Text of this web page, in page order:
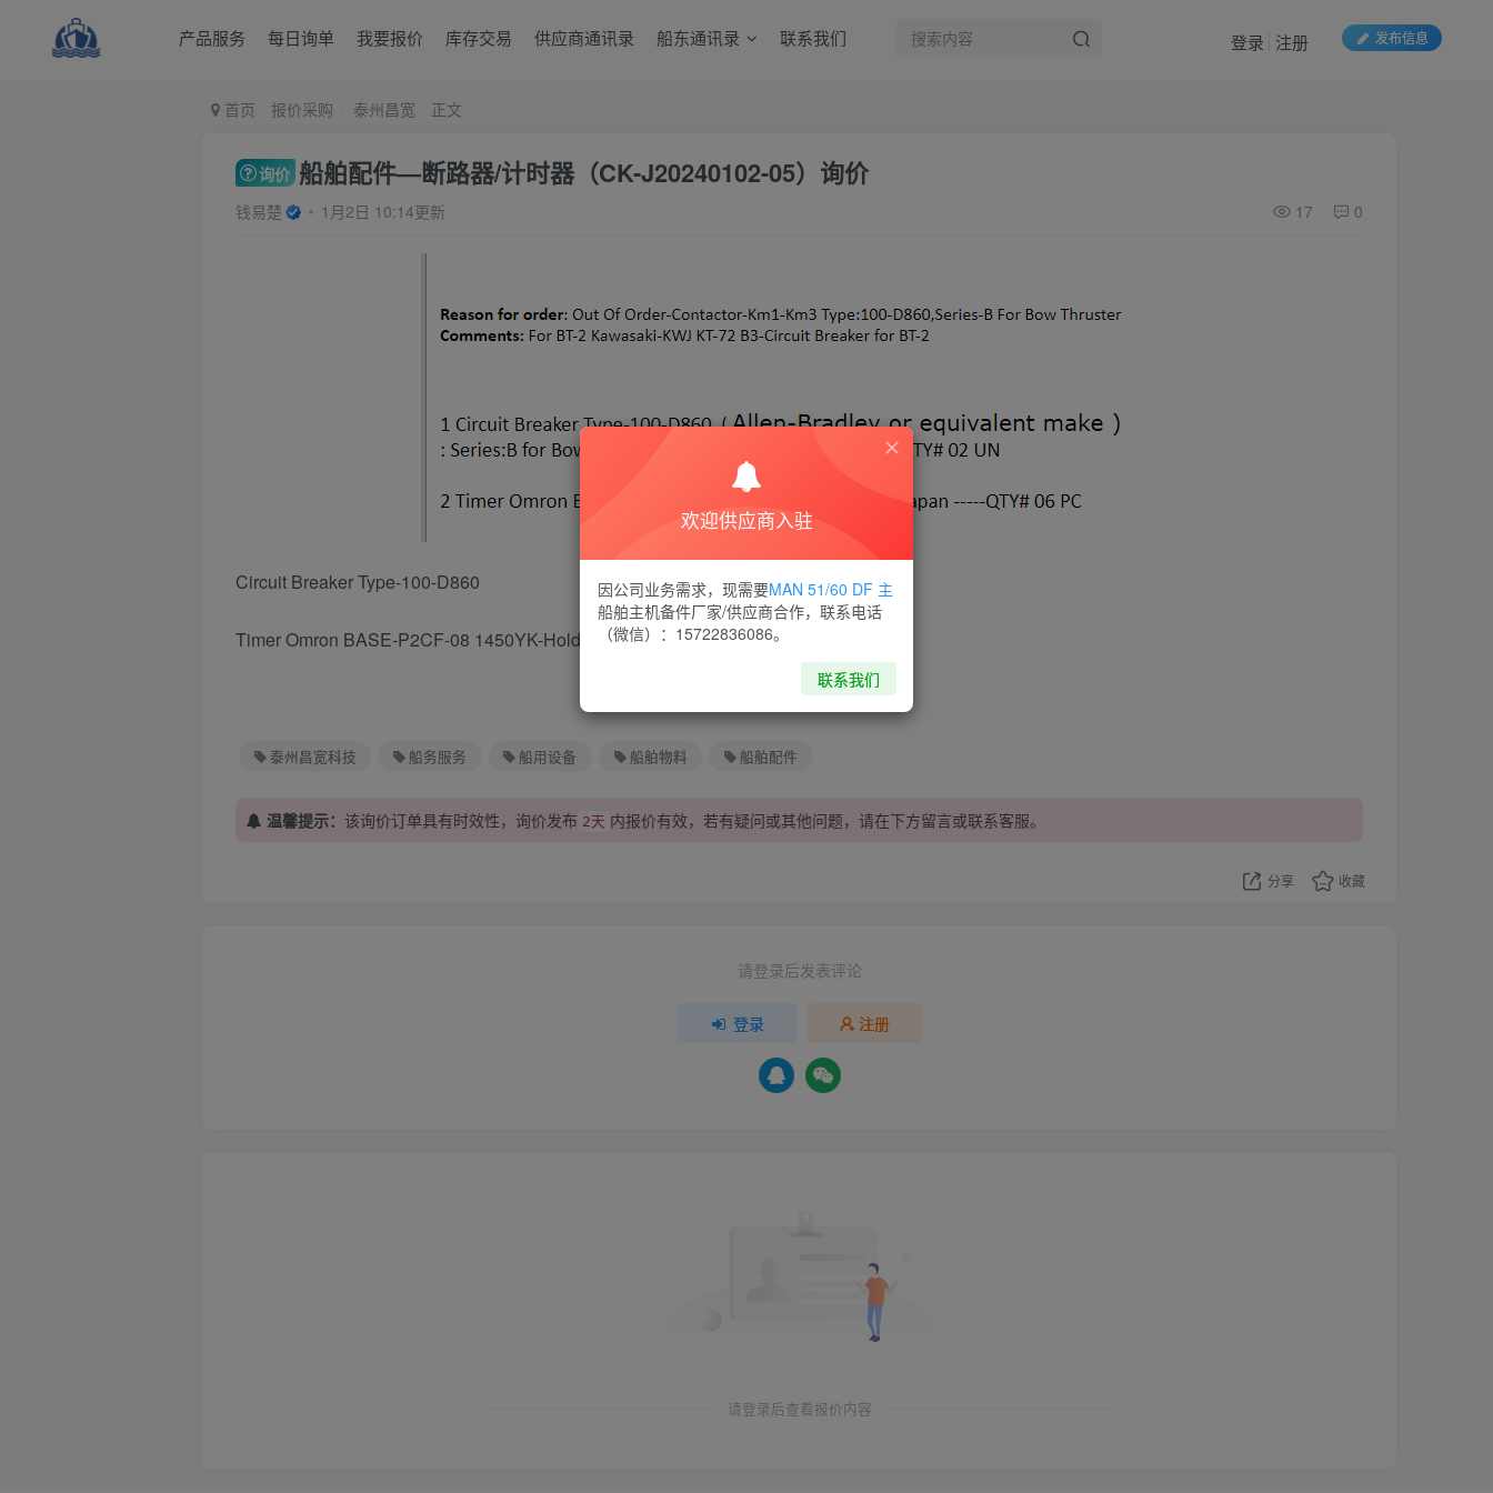
产品服务 每日询单 我要报价 库存交易 供应商通讯录 船东通讯录 联系我们 发布信息
登录 注册
首页 报价采购 泰州昌宽 正文
询价 船舶配件—断路器/计时器（CK-J20240102-05）询价
钱易楚 1月2日 10:14更新 17 0
Circuit Breaker Type-100-D860
Timer Omron BASE-P2CF-08 1450YK-Holder-Made in Japan
泰州昌宽科技 船务服务 船用设备 船舶物料 船舶配件
温馨提示： 该询价订单具有时效性，询价发布 2天 内报价有效，若有疑问或其他问题，请在下方留言或联系客服。
分享 收藏
请登录后发表评论
登录 注册
请登录后查看报价内容
欢迎供应商入驻
因公司业务需求，现需要MAN 51/60 DF 主
船舶主机备件厂家/供应商合作，联系电话
（微信）：15722836086。
联系我们